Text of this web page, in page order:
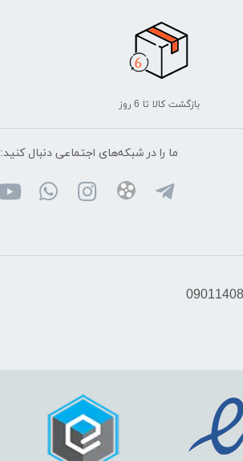
بازگشت کالا تا 6 روز
ما را در شبکه‌های اجتماعی دنبال کنید: